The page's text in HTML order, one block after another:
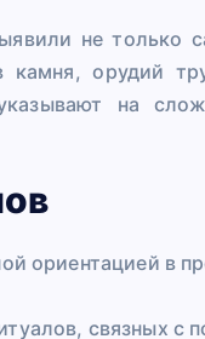
не только
орудий
на
ориентацией в
связных с